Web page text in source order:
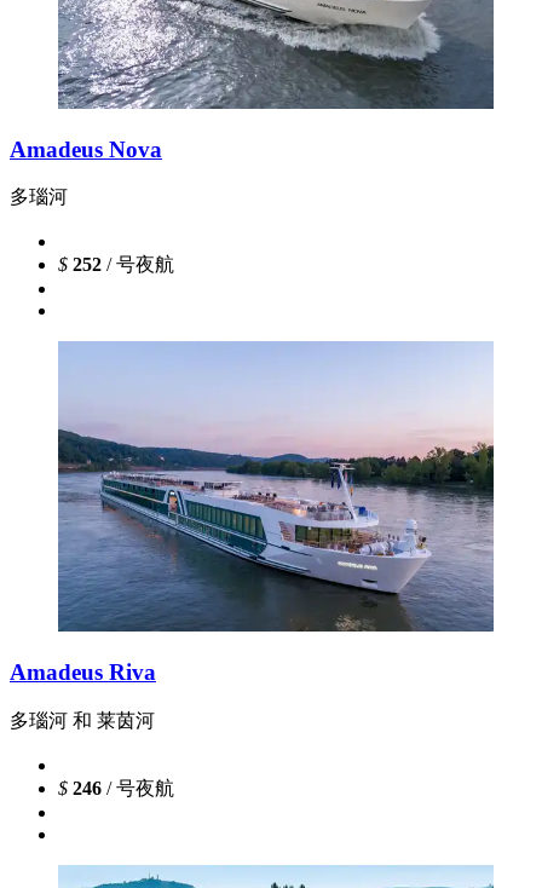
Amadeus Nova
多瑙河
$ 252 / 号夜航
Amadeus Riva
多瑙河 和 莱茵河
$ 246 / 号夜航